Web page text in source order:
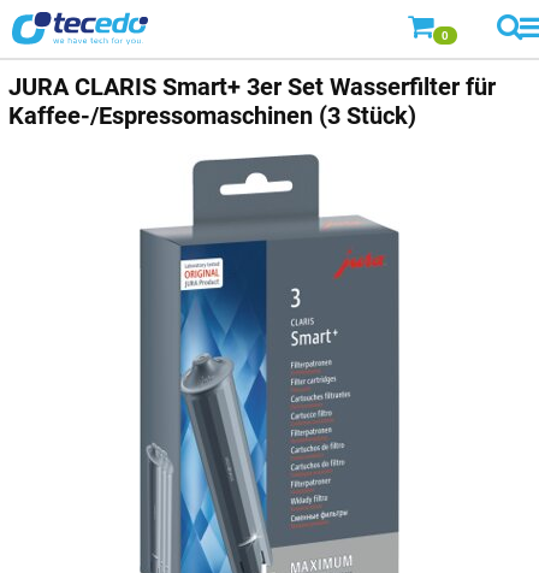
0
JURA CLARIS Smart+ 3er Set Wasserfilter für
Kaffee-/Espressomaschinen (3 Stück)